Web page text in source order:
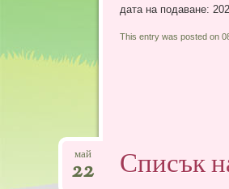
дата на подаване:
This entry was posted on
Списък
май
22